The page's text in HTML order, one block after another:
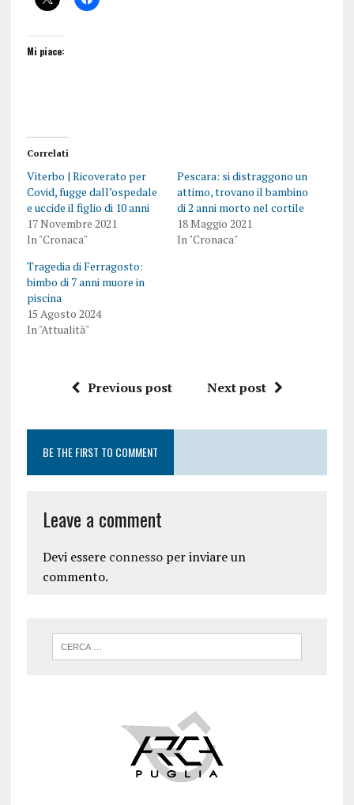
Mi piace:
Correlati
Viterbo | Ricoverato per
Covid, fugge dall’ospedale
e uccide il figlio di 10 anni
17 Novembre 2021
In "Cronaca"
Pescara: si distraggono un
attimo, trovano il bambino
di 2 anni morto nel cortile
18 Maggio 2021
In "Cronaca"
Tragedia di Ferragosto:
bimbo di 7 anni muore in
piscina
15 Agosto 2024
In "Attualità"
Previous post Next post
BE THE FIRST TO COMMENT
Leave a comment
Devi essere connessoper inviare un
commento.